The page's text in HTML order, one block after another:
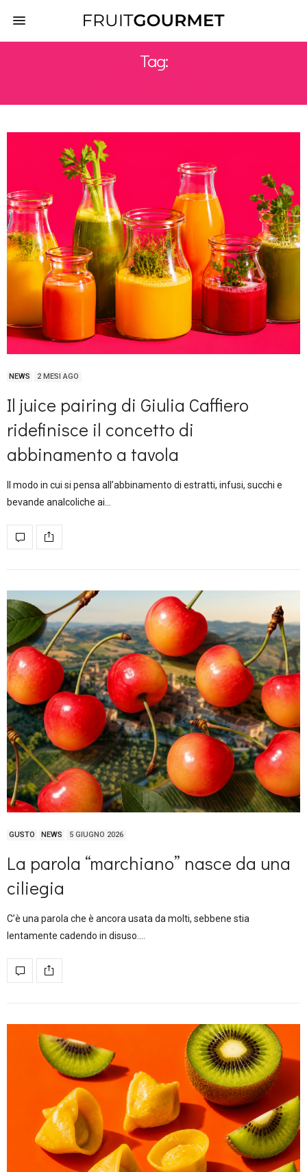
Tag:
NEWS 2 MESI AGO
Il juice pairing di Giulia Caffiero
ridefinisce il concetto di
abbinamento a tavola
Il modo in cui si pensa all’abbinamento di estratti, infusi, succhi e
bevande analcoliche ai…
GUSTO NEWS 5 GIUGNO 2026
La parola “marchiano” nasce da una
ciliegia
C’è una parola che è ancora usata da molti, sebbene stia
lentamente cadendo in disuso.…